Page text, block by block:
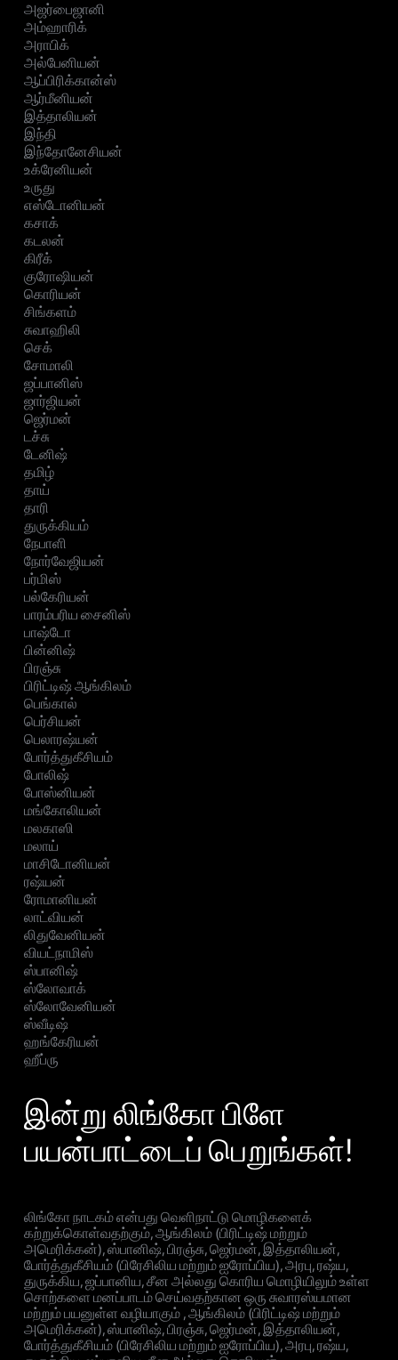
அஜர்பைஜானி
அம்ஹாரிக்
அராபிக்
அல்பேனியன்
ஆப்பிரிக்கான்ஸ்
ஆர்மீனியன்
இத்தாலியன்
இந்தி
இந்தோனேசியன்
உக்ரேனியன்
உருது
எஸ்டோனியன்
கசாக்
கடலன்
கிரீக்
குரோஷியன்
கொரியன்
சிங்களம்
சுவாஹிலி
செக்
சோமாலி
ஜப்பானிஸ்
ஜார்ஜியன்
ஜெர்மன்
டச்சு
டேனிஷ்
தமிழ்
தாய்
தாரி
துருக்கியம்
நேபாளி
நோர்வேஜியன்
பர்மிஸ்
பல்கேரியன்
பாரம்பரிய சைனிஸ்
பாஷ்டோ
பின்னிஷ்
பிரஞ்சு
பிரிட்டிஷ் ஆங்கிலம்
பெங்கால்
பெர்சியன்
பெலாரஷ்யன்
போர்த்துகீசியம்
போலிஷ்
போஸ்னியன்
மங்கோலியன்
மலகாஸி
மலாய்
மாசிடோனியன்
ரஷ்யன்
ரோமானியன்
லாட்வியன்
லிதுவேனியன்
வியட்நாமிஸ்
ஸ்பானிஷ்
ஸ்லோவாக்
ஸ்லோவேனியன்
ஸ்வீடிஷ்
ஹங்கேரியன்
ஹீப்ரு
இன்று லிங்கோ பிளே
பயன்பாட்டைப் பெறுங்கள்!
லிங்கோ நாடகம் என்பது வெளிநாட்டு மொழிகளைக்
கற்றுக்கொள்வதற்கும், ஆங்கிலம் (பிரிட்டிஷ் மற்றும்
அமெரிக்கன்), ஸ்பானிஷ், பிரஞ்சு, ஜெர்மன், இத்தாலியன்,
போர்த்துகீசியம் (பிரேசிலிய மற்றும் ஐரோப்பிய), அரபு, ரஷ்ய,
துருக்கிய, ஜப்பானிய, சீன அல்லது கொரிய மொழியிலும் உள்ள
சொற்களை மனப்பாடம் செய்வதற்கான ஒரு சுவாரஸ்யமான
மற்றும் பயனுள்ள வழியாகும் , ஆங்கிலம் (பிரிட்டிஷ் மற்றும்
அமெரிக்கன்), ஸ்பானிஷ், பிரஞ்சு, ஜெர்மன், இத்தாலியன்,
போர்த்துகீசியம் (பிரேசிலிய மற்றும் ஐரோப்பிய), அரபு, ரஷ்ய,